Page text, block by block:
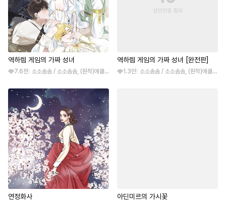
역하렘 게임의 가짜 성녀
7.6천 소소솜솜 / 소소솜솜, (원작)에클레어
역하렘 게임의 가짜 성녀 [완전판]
1.3만 소소솜솜 / 소소솜솜, (원작)에클레어
연정화사 아딘미르의 가시꽃